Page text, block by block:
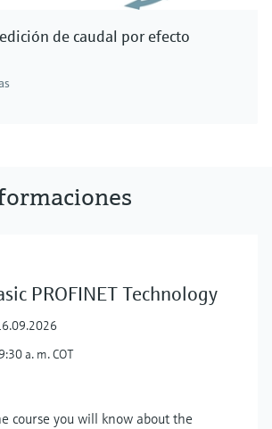
de caudal por efecto
PROFINET Technology
a. m. COT
course you will know about the